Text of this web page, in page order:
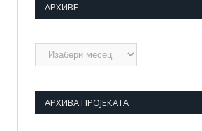
АРХИВЕ
Архиве
АРХИВА ПРОЈЕКАТА